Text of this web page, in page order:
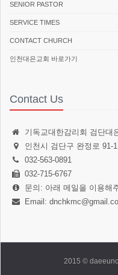
SENIOR PASTOR
SERVICE TIMES
CONTACT CHURCH
인천대은교회 바로가기
Contact Us
기독교대한감리회 검단대
인천시 검단구 완정로 91-1
032-563-0891
032-715-6767
문의: 아래 메일을 이용해
Email:
2015 ©